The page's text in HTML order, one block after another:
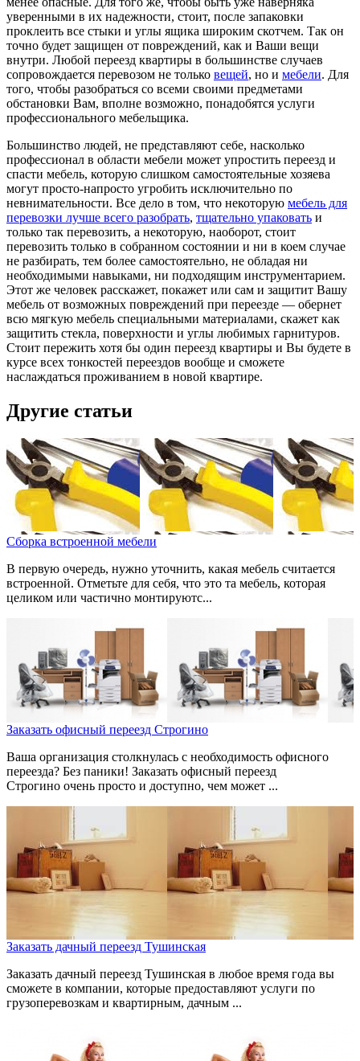
уверенными в их надежности, стоит, после запаковки
проклеить все стыки и углы ящика широким скотчем. Так он
точно будет защищен от повреждений, как и Ваши вещи
внутри. Любой переезд квартиры в большинстве случаев
сопровождается перевозом не только вещей, но и мебели. Для
того, чтобы разобраться со всеми своими предметами
обстановки Вам, вполне возможно, понадобятся услуги
профессионального мебельщика.
Большинство людей, не представляют себе, насколько
профессионал в области мебели может упростить переезд и
спасти мебель, которую слишком самостоятельные хозяева
могут просто-напросто угробить исключительно по
невнимательности. Все дело в том, что некоторую мебель для
перевозки лучше всего разобрать, тщательно упаковать и
только так перевозить, а некоторую, наоборот, стоит
перевозить только в собранном состоянии и ни в коем случае
не разбирать, тем более самостоятельно, не обладая ни
необходимыми навыками, ни подходящим инструментарием.
Этот же человек расскажет, покажет или сам и защитит Вашу
мебель от возможных повреждений при переезде — обернет
всю мягкую мебель специальными материалами, скажет как
защитить стекла, поверхности и углы любимых гарнитуров.
Стоит пережить хотя бы один переезд квартиры и Вы будете в
курсе всех тонкостей переездов вообще и сможете
наслаждаться проживанием в новой квартире.
Другие статьи
Сборка встроенной мебели
В первую очередь, нужно уточнить, какая мебель считается
встроенной. Отметьте для себя, что это та мебель, которая
целиком или частично монтируютс...
Заказать офисный переезд Строгино
Ваша организация столкнулась с необходимость офисного
переезда? Без паники! Заказать офисный переезд
Строгино очень просто и доступно, чем может ...
Заказать дачный переезд Тушинская
Заказать дачный переезд Тушинская в любое время года вы
сможете в компании, которые предоставляют услуги по
грузоперевозкам и квартирным, дачным ...